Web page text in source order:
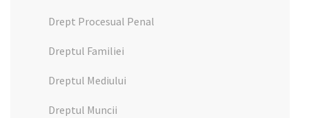
Drept Procesual Penal
Dreptul Familiei
Dreptul Mediului
Dreptul Muncii